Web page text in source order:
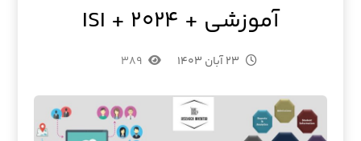
آموزشی + ۲۰۲۴ + ISI
۲۳ آبان ۱۴۰۳ ۳۸۹